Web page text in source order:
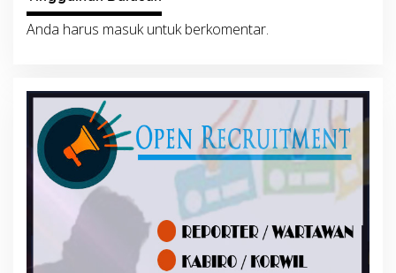
Anda harus masukuntuk berkomentar.